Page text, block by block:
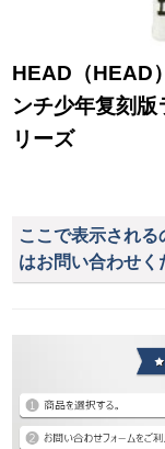
HEAD（HEAD
ンチ少年复刻
リーズ
ここで表示され
はお問い合わせく